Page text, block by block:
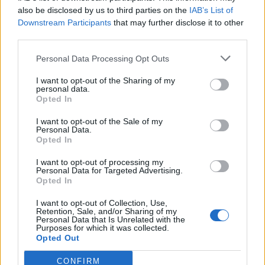
also be disclosed by us to third parties on the IAB’s List of
Downstream Participants that may further disclose it to other
Personal Data Processing Opt Outs
I want to opt-out of the Sharing of my
personal data.
Opted In
I want to opt-out of the Sale of my
Personal Data.
Opted In
I want to opt-out of processing my
Personal Data for Targeted Advertising.
Opted In
I want to opt-out of Collection, Use,
Retention, Sale, and/or Sharing of my
Personal Data that Is Unrelated with the
Purposes for which it was collected.
Opted Out
CONFIRM
κάποιον ιατροδικαστή να βγάλει το τελικό